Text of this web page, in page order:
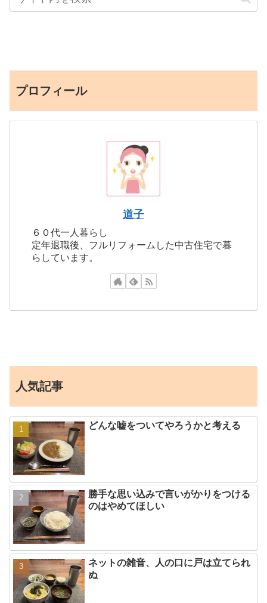
プロフィール
道子
６０代一人暮らし
定年退職後、フルリフォームした中古住宅で暮
らしています。
人気記事
どんな嘘をついてやろうかと考える
勝手な思い込みで言いがかりをつける
のはやめてほしい
ネットの雑音、人の口に戸は立てられ
ぬ